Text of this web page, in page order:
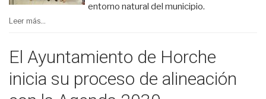
entorno natural del municipio.
Leer más...
El Ayuntamiento de Horche
inicia su proceso de alineación